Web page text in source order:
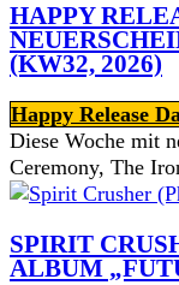
HAPPY
(KW32, 2026)
Happy Release
Diese Woche mit
Ceremony, The
SPIRIT
ALBUM